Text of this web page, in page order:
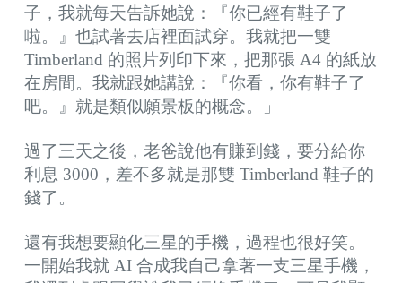
子，我就每天告訴她說：『你已經有鞋子了
啦。』也試著去店裡面試穿。我就把一雙
Timberland 的照片列印下來，把那張 A4 的紙放
在房間。我就跟她講說：『你看，你有鞋子了
吧。』就是類似願景板的概念。」
過了三天之後，老爸說他有賺到錢，要分給你
利息 3000，差不多就是那雙 Timberland 鞋子的
錢了。
還有我想要顯化三星的手機，過程也很好笑。
一開始我就 AI 合成我自己拿著一支三星手機，